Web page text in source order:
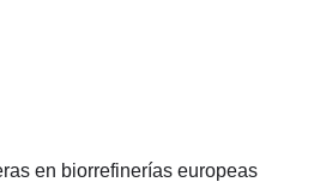
en biorrefinerías europeas